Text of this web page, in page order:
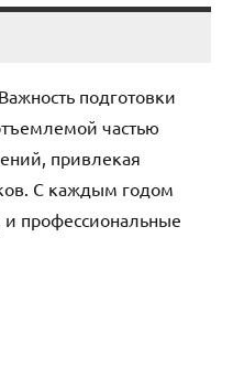
подготовки
частью
привлекая
С каждым годом
и профессиональные